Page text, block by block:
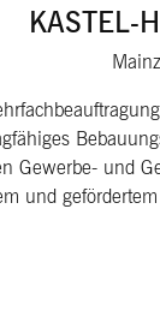
KASTEL-
Gewerbe- und
und